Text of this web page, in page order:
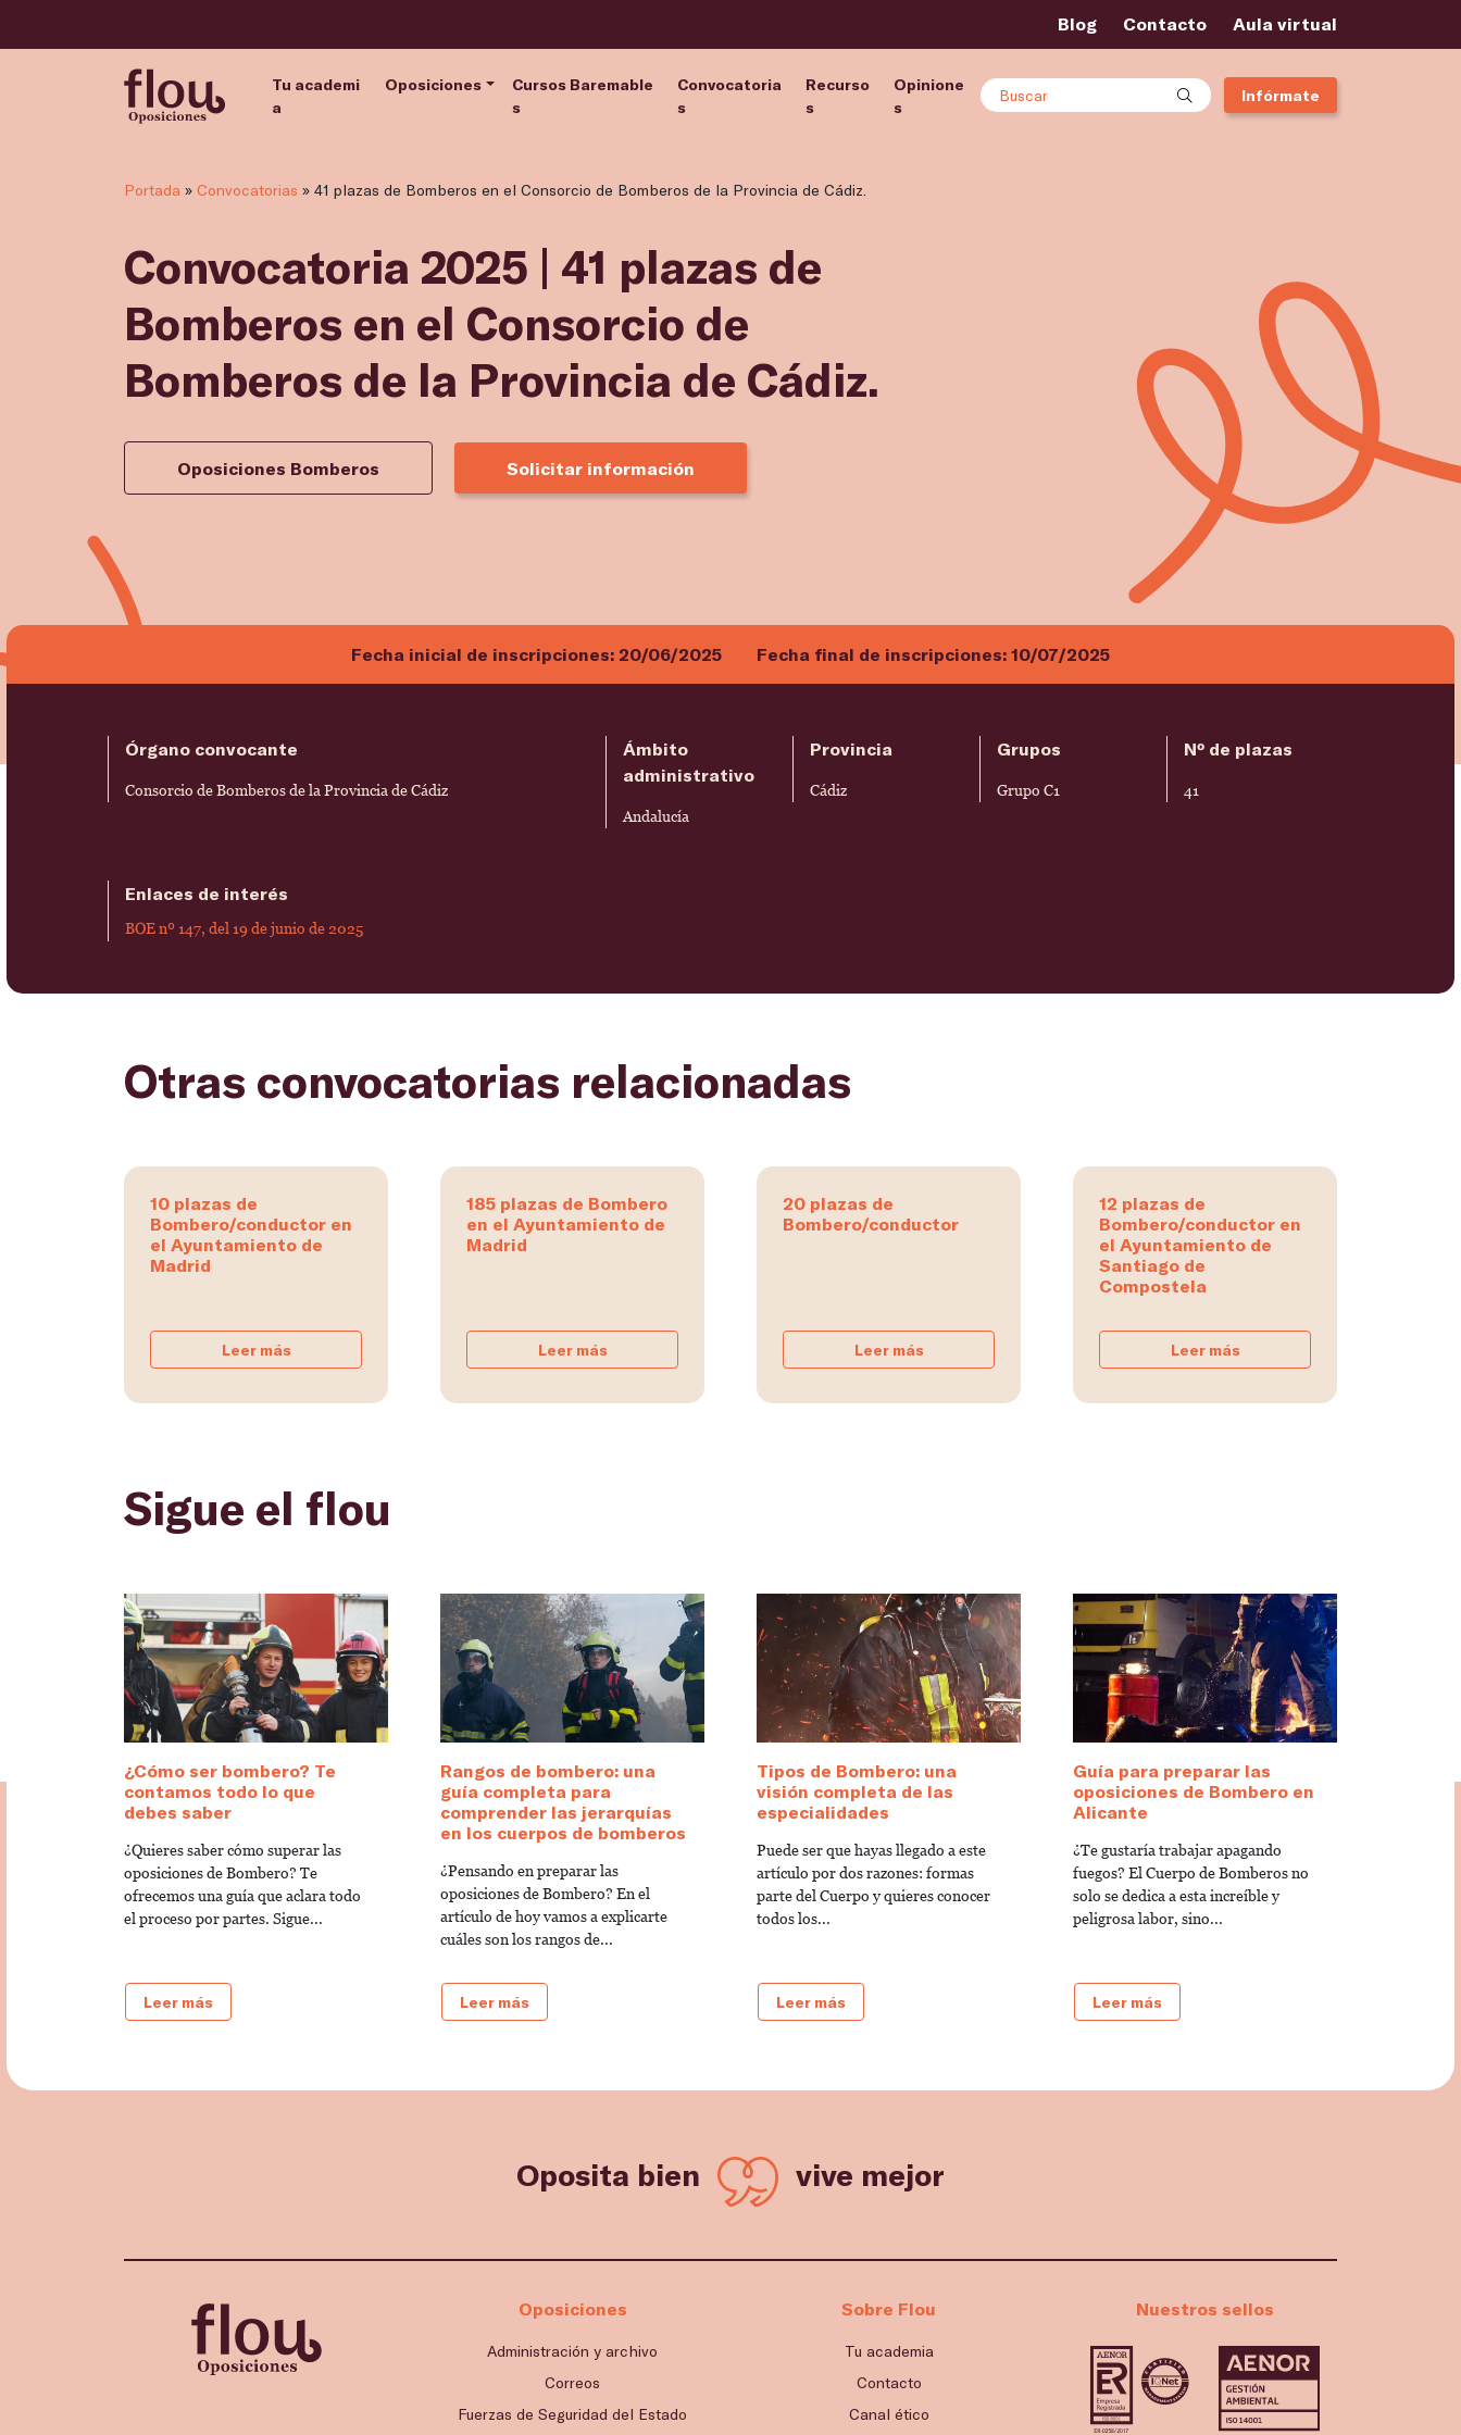
Blog Contacto Aula virtual
Tu academi
a
Oposiciones
Cursos Baremable
s
Convocatoria
s
Recurso
s
Opinione
s
Buscar Infórmate
Portada » Convocatorias » 41 plazas de Bomberos en el Consorcio de Bomberos de la Provincia de Cádiz.
Convocatoria 2025 | 41 plazas de
Bomberos en el Consorcio de
Bomberos de la Provincia de Cádiz.
Oposiciones Bomberos Solicitar información
Fecha inicial de inscripciones: 20/06/2025 Fecha final de inscripciones: 10/07/2025
Órgano convocante
Consorcio de Bomberos de la Provincia de Cádiz
Ámbito
administrativo
Andalucía
Provincia
Cádiz
Grupos
Grupo C1
Nº de plazas
41
Enlaces de interés
BOE nº 147, del 19 de junio de 2025
Otras convocatorias relacionadas
10 plazas de
Bombero/conductor en
el Ayuntamiento de
Madrid
Leer más
185 plazas de Bombero
en el Ayuntamiento de
Madrid
Leer más
20 plazas de
Bombero/conductor
Leer más
12 plazas de
Bombero/conductor en
el Ayuntamiento de
Santiago de
Compostela
Leer más
Sigue el flou
¿Cómo ser bombero? Te
contamos todo lo que
debes saber
¿Quieres saber cómo superar las
oposiciones de Bombero? Te
ofrecemos una guía que aclara todo
el proceso por partes. Sigue...
Leer más
Rangos de bombero: una
guía completa para
comprender las jerarquías
en los cuerpos de bomberos
¿Pensando en preparar las
oposiciones de Bombero? En el
artículo de hoy vamos a explicarte
cuáles son los rangos de...
Leer más
Tipos de Bombero: una
visión completa de las
especialidades
Puede ser que hayas llegado a este
artículo por dos razones: formas
parte del Cuerpo y quieres conocer
todos los...
Leer más
Guía para preparar las
oposiciones de Bombero en
Alicante
¿Te gustaría trabajar apagando
fuegos? El Cuerpo de Bomberos no
solo se dedica a esta increíble y
peligrosa labor, sino...
Leer más
Oposita bien vive mejor
Oposiciones
Administración y archivo
Correos
Fuerzas de Seguridad del Estado
Sobre Flou
Tu academia
Contacto
Canal ético
Nuestros sellos